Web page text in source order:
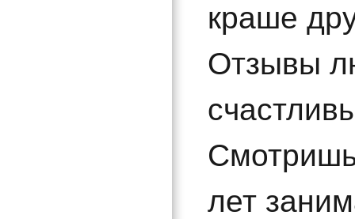
краше
Отзывы
лет